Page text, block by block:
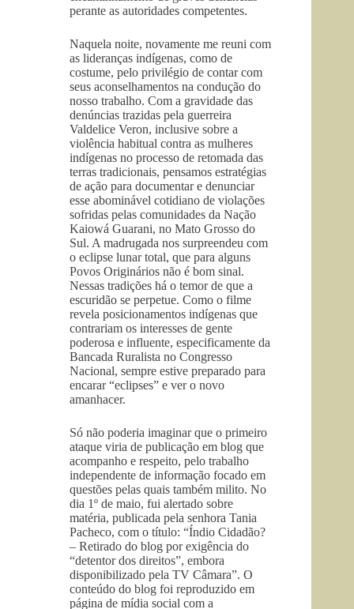
perante as autoridades competentes.
Naquela noite, novamente me reuni com
as lideranças indígenas, como de
costume, pelo privilégio de contar com
seus aconselhamentos na condução do
nosso trabalho. Com a gravidade das
denúncias trazidas pela guerreira
Valdelice Veron, inclusive sobre a
violência habitual contra as mulheres
indígenas no processo de retomada das
terras tradicionais, pensamos estratégias
de ação para documentar e denunciar
esse abominável cotidiano de violações
sofridas pelas comunidades da Nação
Kaiowá Guarani, no Mato Grosso do
Sul. A madrugada nos surpreendeu com
o eclipse lunar total, que para alguns
Povos Originários não é bom sinal.
Nessas tradições há o temor de que a
escuridão se perpetue. Como o filme
revela posicionamentos indígenas que
contrariam os interesses de gente
poderosa e influente, especificamente da
Bancada Ruralista no Congresso
Nacional, sempre estive preparado para
encarar “eclipses” e ver o novo
amanhacer.
Só não poderia imaginar que o primeiro
ataque viria de publicação em blog que
acompanho e respeito, pelo trabalho
independente de informação focado em
questões pelas quais também milito. No
dia 1º de maio, fui alertado sobre
matéria, publicada pela senhora Tania
Pacheco, com o título: “Índio Cidadão?
– Retirado do blog por exigência do
“detentor dos direitos”, embora
disponibilizado pela TV Câmara”. O
conteúdo do blog foi reproduzido em
página de mídia social com a